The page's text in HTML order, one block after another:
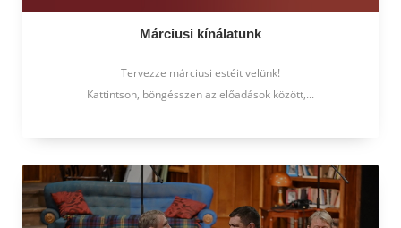
Márciusi kínálatunk
Tervezze márciusi estéit velünk!
Kattintson, böngésszen az előadások között,...